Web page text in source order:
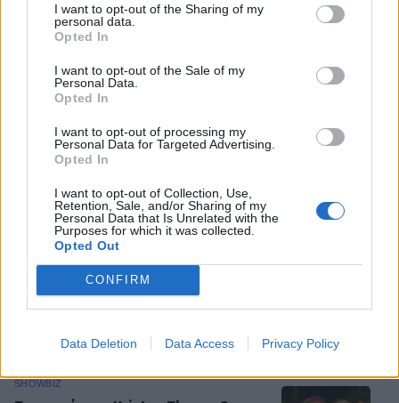
I want to opt-out of the Sharing of my
personal data.
Opted In
I want to opt-out of the Sale of my
Personal Data.
Opted In
I want to opt-out of processing my
Personal Data for Targeted Advertising.
Opted In
I want to opt-out of Collection, Use,
Retention, Sale, and/or Sharing of my
Personal Data that Is Unrelated with the
Purposes for which it was collected.
Opted Out
CONFIRM
Data Deletion Data Access Privacy Policy
γιορτή της μητέρας
ΡΟΗ ΕΙΔΗΣΕΩΝ
SHOWBIZ
Κωνσταντίνος Αργυρός:
«Μεσοπέλαγα αρμενίζω»
SHOWBIZ